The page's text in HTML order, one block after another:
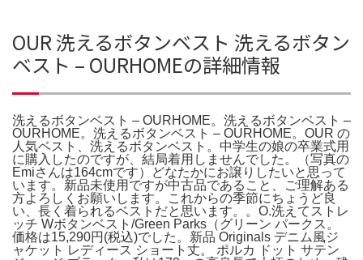
OUR 洗えるボタンベスト 洗えるボタン
ベスト – OURHOMEの詳細情報
洗えるボタンベスト – OURHOME。洗えるボタンベスト –
OURHOME。洗えるボタンベスト – OURHOME。OUR の
人気ベスト、洗えるボタンベスト。中学生の娘の卒業式用
に購入したのですが、結局着用しませんでした。（写真の
Emiさんは164cmです）どなたかにお譲りしたいと思って
います。新品未使用ですが中古品であること、ご理解ある
方よろしくお願いします。これからの季節にちょうど良
い、長く着られるベストだと思います。。O.洗えてストレ
ッチ Wボタンベスト/Green Parks（グリーン パークス。
価格は15,290円(税込)でした。新品 Originals デニム風ジ
ャケット レディース ショート丈。 ポルカ ドット サテン